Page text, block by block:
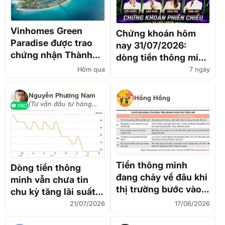
Vinhomes Green
Paradise được trao
chứng nhận Thành
phố thông minh dựa
cầu ISO 37122
Hôm qua
Chứng khoán hôm
nay 31/07/2026:
dòng tiền thông minh
đổ bộ nhóm ngân
lệnh kích hoạt bền
vững!
7 ngày
PRO
Nguyễn Phương Nam
(Tư vấn đầu tư hàng
hóa 0337968866)
Dòng tiền thông
minh vẫn chưa tin
chu kỳ tăng lãi suất
21/07/2026
Hồng Hồng
Tiền thông minh
đang chảy về đâu khi
thị trường bước vào
giai đoạn phân hóa?
17/06/2026